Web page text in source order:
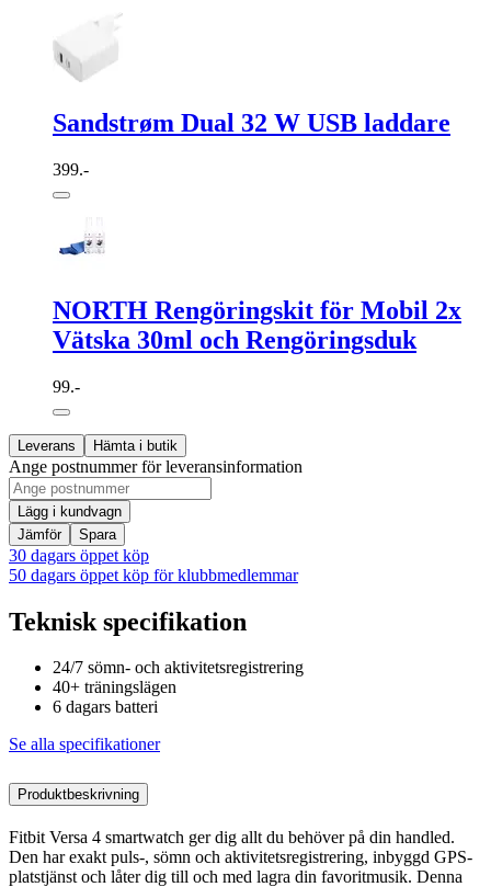
Sandstrøm Dual 32 W USB laddare
399.-
NORTH Rengöringskit för Mobil 2x
Vätska 30ml och Rengöringsduk
99.-
Leverans Hämta i butik
Ange postnummer för leveransinformation
Lägg i kundvagn
Jämför
Spara
30 dagars öppet köp
50 dagars öppet köp för klubbmedlemmar
Teknisk specifikation
24/7 sömn- och aktivitetsregistrering
40+ träningslägen
6 dagars batteri
Se alla specifikationer
Produktbeskrivning
Fitbit Versa 4 smartwatch ger dig allt du behöver på din handled.
Den har exakt puls-, sömn och aktivitetsregistrering, inbyggd GPS-
platstjänst och låter dig till och med lagra din favoritmusik. Denna